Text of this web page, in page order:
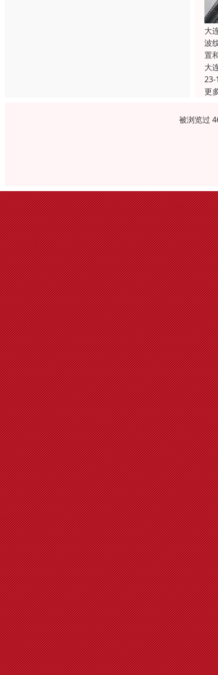
大
波
置
大
23-
更
被浏览过